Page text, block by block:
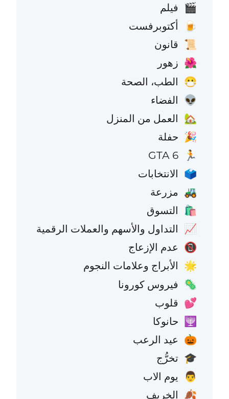
🎬 فيلم
🍺 أكتوبرفست
📜 قانون
🌺 زهور
😷 الطب، الصحة
👽 الفضاء
🏡 العمل من المنزل
🎉 حفلة
🏃
GTA 6
🗳️ الانتخابات
🚜 مزرعة
🛍️ التسوق
📈 التداول والأسهم والعملات الرقمية
📵 عدم الإزعاج
🌟 الأبراج وعلامات النجوم
🦠 فيروس كورونا
💕 قلوب
🕎 حانوكا
🎃 عيد الرعب
🎓 تخرُّج
👨 يوم الاب
🍂 الخريف